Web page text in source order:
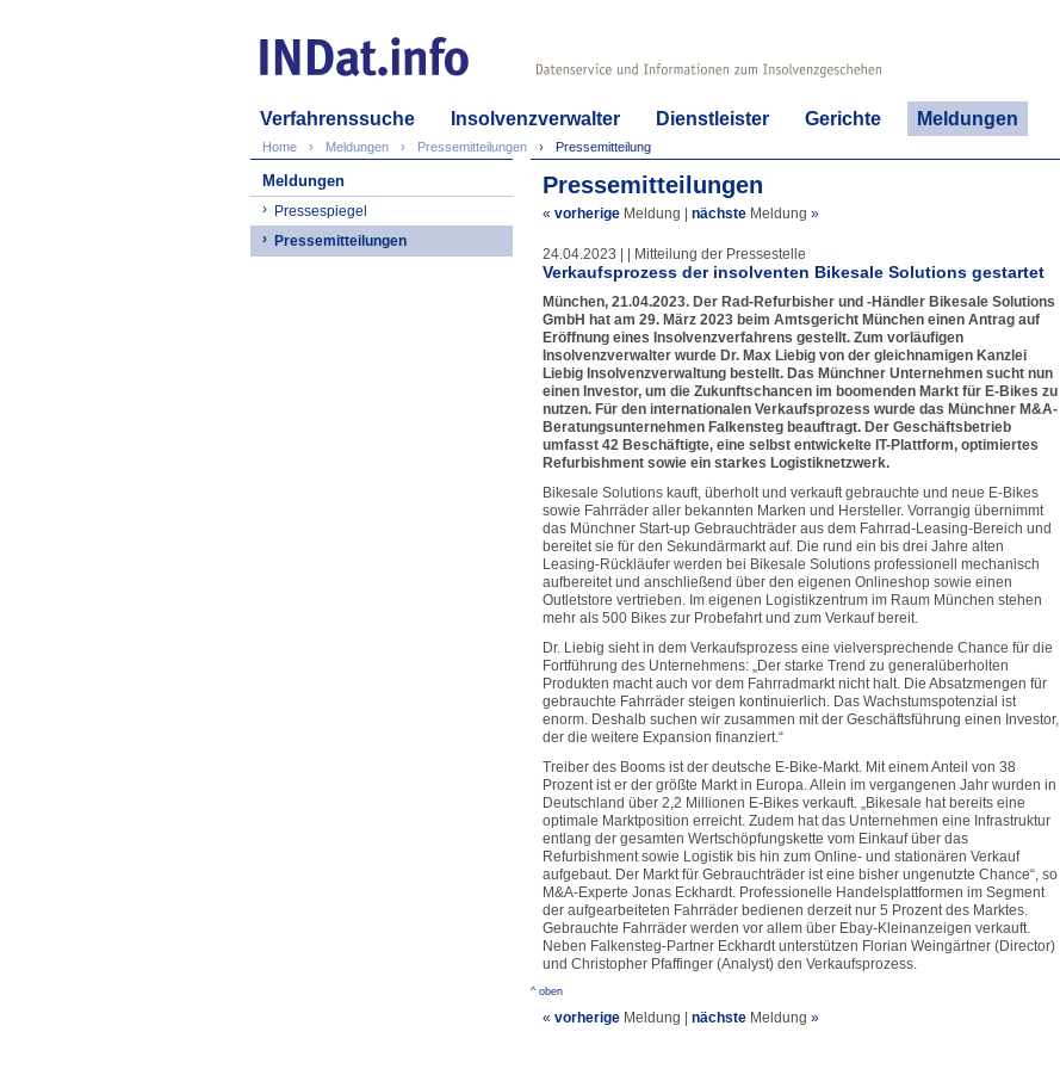
Verfahrenssuche Insolvenzverwalter Dienstleister Gerichte Meldungen
Home Meldungen Pressemitteilungen Pressemitteilung
Meldungen
Pressespiegel
Pressemitteilungen
Pressemitteilungen
« vorherige Meldung nächste Meldung »
24.04.2023 | | Mitteilung der Pressestelle
Verkaufsprozess der insolventen Bikesale Solutions gestartet
München, 21.04.2023. Der Rad-Refurbisher und -Händler Bikesale Solutions
GmbH hat am 29. März 2023 beim Amtsgericht München einen Antrag auf
Eröffnung eines Insolvenzverfahrens gestellt. Zum vorläufigen
Insolvenzverwalter wurde Dr. Max Liebig von der gleichnamigen Kanzlei
Liebig Insolvenzverwaltung bestellt. Das Münchner Unternehmen sucht nun
einen Investor, um die Zukunftschancen im boomenden Markt für E-Bikes zu
nutzen. Für den internationalen Verkaufsprozess wurde das Münchner M&A-
Beratungsunternehmen Falkensteg beauftragt. Der Geschäftsbetrieb
umfasst 42 Beschäftigte, eine selbst entwickelte IT-Plattform, optimiertes
Refurbishment sowie ein starkes Logistiknetzwerk.
Bikesale Solutions kauft, überholt und verkauft gebrauchte und neue E-Bikes
sowie Fahrräder aller bekannten Marken und Hersteller. Vorrangig übernimmt
das Münchner Start-up Gebrauchträder aus dem Fahrrad-Leasing-Bereich und
bereitet sie für den Sekundärmarkt auf. Die rund ein bis drei Jahre alten
Leasing-Rückläufer werden bei Bikesale Solutions professionell mechanisch
aufbereitet und anschließend über den eigenen Onlineshop sowie einen
Outletstore vertrieben. Im eigenen Logistikzentrum im Raum München stehen
mehr als 500 Bikes zur Probefahrt und zum Verkauf bereit.
Dr. Liebig sieht in dem Verkaufsprozess eine vielversprechende Chance für die
Fortführung des Unternehmens: „Der starke Trend zu generalüberholten
Produkten macht auch vor dem Fahrradmarkt nicht halt. Die Absatzmengen für
gebrauchte Fahrräder steigen kontinuierlich. Das Wachstumspotenzial ist
enorm. Deshalb suchen wir zusammen mit der Geschäftsführung einen Investor,
der die weitere Expansion finanziert.“
Treiber des Booms ist der deutsche E-Bike-Markt. Mit einem Anteil von 38
Prozent ist er der größte Markt in Europa. Allein im vergangenen Jahr wurden in
Deutschland über 2,2 Millionen E-Bikes verkauft. „Bikesale hat bereits eine
optimale Marktposition erreicht. Zudem hat das Unternehmen eine Infrastruktur
entlang der gesamten Wertschöpfungskette vom Einkauf über das
Refurbishment sowie Logistik bis hin zum Online- und stationären Verkauf
aufgebaut. Der Markt für Gebrauchträder ist eine bisher ungenutzte Chance“, so
M&A-Experte Jonas Eckhardt. Professionelle Handelsplattformen im Segment
der aufgearbeiteten Fahrräder bedienen derzeit nur 5 Prozent des Marktes.
Gebrauchte Fahrräder werden vor allem über Ebay-Kleinanzeigen verkauft.
Neben Falkensteg-Partner Eckhardt unterstützen Florian Weingärtner (Director)
und Christopher Pfaffinger (Analyst) den Verkaufsprozess.
^ oben
« vorherige Meldung nächste Meldung »